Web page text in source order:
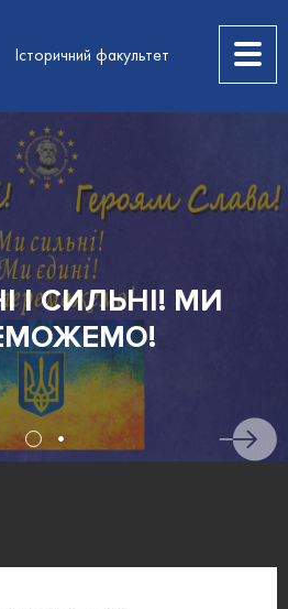
Історичний факультет
І СИЛЬНІ! МИ